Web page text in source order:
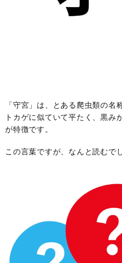
「守宮」は、とある爬虫類の名称
トカゲに似ていて平たく、黒み
が特徴です。
この言葉ですが、なんと読むで